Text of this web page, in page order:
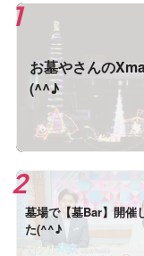
お墓やさんの
(^^♪
墓場で【墓Bar】開催
た(^^♪ 《
と現世のあいだにある